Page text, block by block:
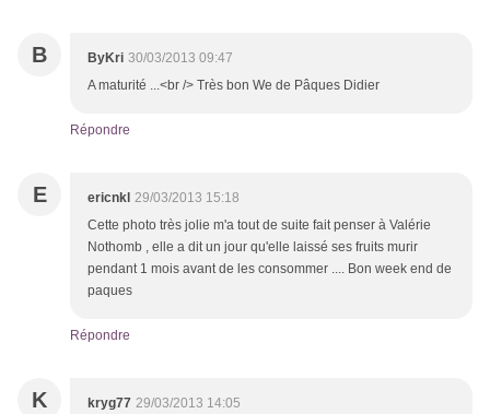
B ByKri 30/03/2013 09:47
A maturité ...<br /> Très bon We de Pâques Didier
Répondre
E ericnkl 29/03/2013 15:18
Cette photo très jolie m'a tout de suite fait penser à Valérie
Nothomb , elle a dit un jour qu'elle laissé ses fruits murir
pendant 1 mois avant de les consommer .... Bon week end de
paques
Répondre
K kryg77 29/03/2013 14:05